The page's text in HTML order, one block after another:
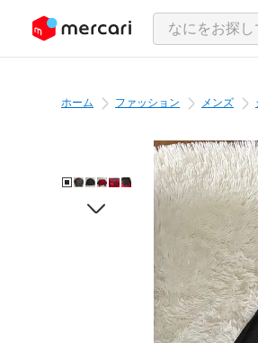
ツにスキップ
ホーム ファッション メンズ